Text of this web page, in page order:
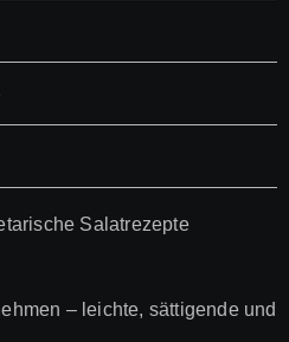
Salatrezepte
– leichte, sättigende und